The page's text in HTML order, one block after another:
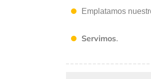
Emplatamos
Servimos.